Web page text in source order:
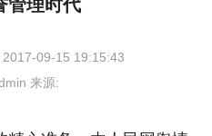
管理时代
2017-09-15 19:15:43
来源: